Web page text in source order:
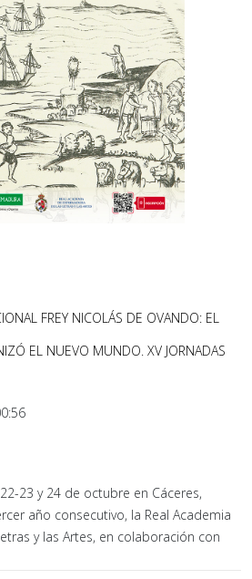
FREY NICOLÁS DE OVANDO: EL
EL NUEVO MUNDO. XV JORNADAS
23 y 24 de octubre en Cáceres,
año consecutivo, la Real Academia
y las Artes, en colaboración con